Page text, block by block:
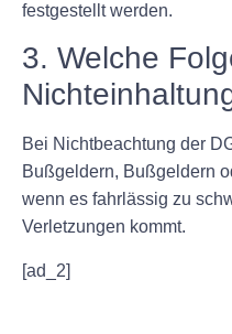
festgestellt werden.
3. Welche
Bei Nichtbeachtung der
Bußgeldern, Bußgeldern
wenn es fahrlässig zu
Verletzungen kommt.
[ad_2]